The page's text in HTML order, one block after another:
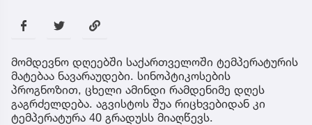
მომდევნო დღეებში საქართველოში ტემპერატურის
მატებაა ნავარაუდები. სინოპტიკოსების
პროგნოზით, ცხელი ამინდი რამდენიმე დღეს
გაგრძელდება. აგვისტოს შუა რიცხვებიდან კი
ტემპერატურა 40 გრადუსს მიაღწევს.